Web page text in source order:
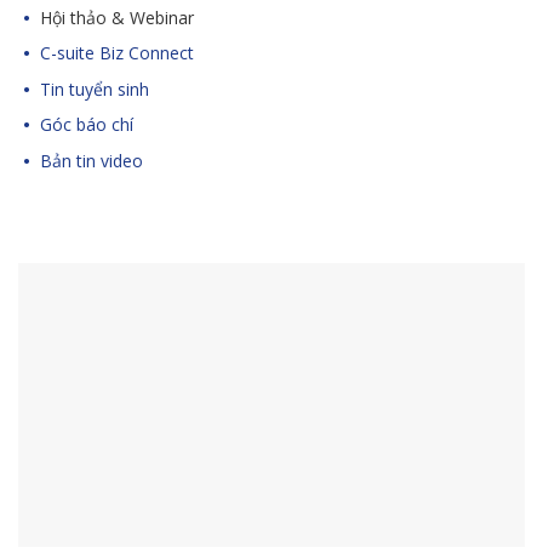
Hội thảo & Webinar
C-suite Biz Connect
Tin tuyển sinh
Góc báo chí
Bản tin video